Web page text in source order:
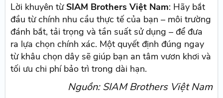
Lời khuyên từ SIAM Brothers Việt Nam: Hãy bắt
đầu từ chính nhu cầu thực tế của bạn – môi trường
đánh bắt, tải trọng và tần suất sử dụng – để đưa
ra lựa chọn chính xác. Một quyết định đúng ngay
từ khâu chọn dây sẽ giúp bạn an tâm vươn khơi và
tối ưu chi phí bảo trì trong dài hạn.
Nguồn: SIAM Brothers Việt Nam